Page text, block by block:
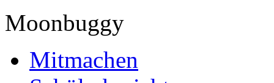
Moonbuggy
Mitmachen